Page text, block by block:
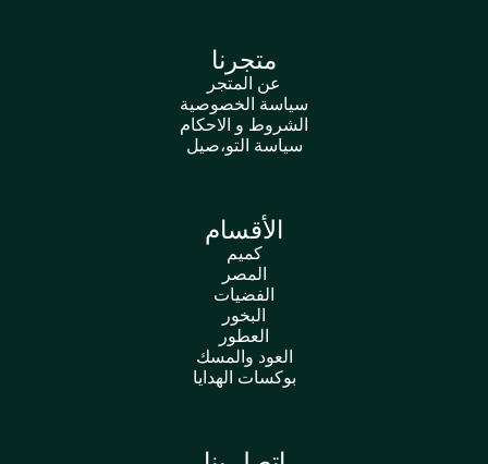
متجرنا
عن المتجر
سياسة الخصوصية
الشروط و الاحكام
سياسة التو،صيل
الأقسام
كميم
المصر
الفضيات
البخور
العطور
العود والمسك
بوكسات الهدايا